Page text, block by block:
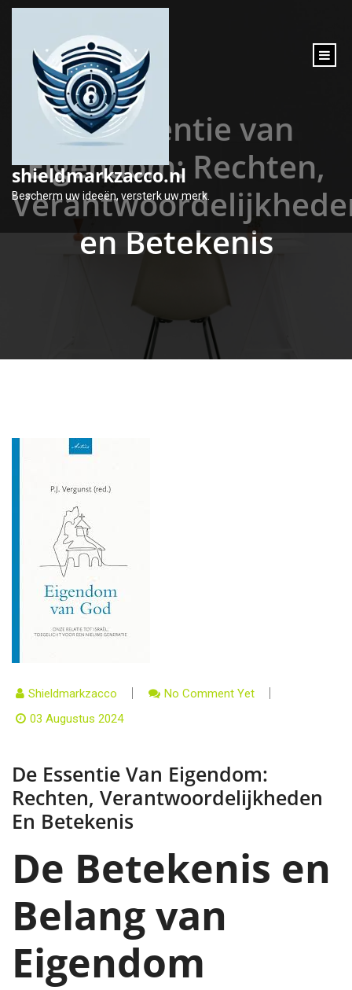
inhoud
shieldmarkzacco.nl
Bescherm uw ideeën, versterk uw merk.
De Essentie van
Eigendom: Rechten,
en Betekenis
Shieldmarkzacco
No Comment Yet
03 Augustus 2024
De Essentie Van Eigendom:
Rechten, Verantwoordelijkheden
En Betekenis
De Betekenis en
Belang van
Eigendom